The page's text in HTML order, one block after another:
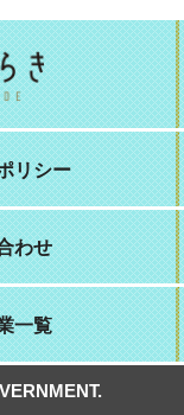
リシー
わせ
一覧